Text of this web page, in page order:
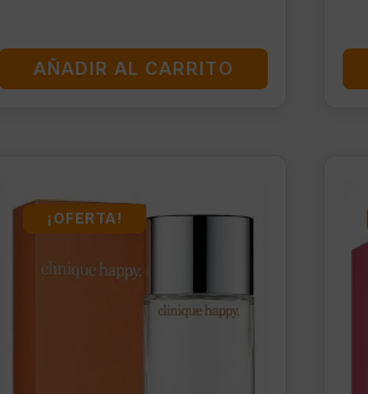
AÑADIR AL CARRITO
¡OFERTA!